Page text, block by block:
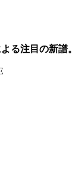
る注目の新譜。